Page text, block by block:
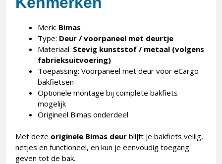
Merk: Bimas
Type: Deur / voorpaneel met deurtje
Materiaal: Stevig kunststof / metaal (volgens
fabrieksuitvoering)
Toepassing: Voorpaneel met deur voor eCargo
bakfietsen
Optionele montage bij complete bakfiets
mogelijk
Origineel Bimas onderdeel
Met deze originele Bimas deur blijft je bakfiets veilig,
netjes en functioneel, en kun je eenvoudig toegang
geven tot de bak.